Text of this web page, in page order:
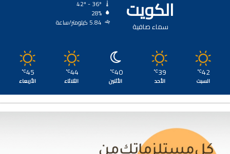
الكويت
سماء صافية
28%
5.84 كيلومتر/ساعة
42
℃
السبت
39
℃
الأحد
40
℃
الأثنين
44
℃
الثلاثاء
45
℃
الأربعاء